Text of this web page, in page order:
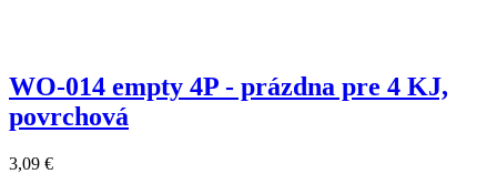
WO-014 empty 4P - prázdna pre 4 KJ,
povrchová
3,09 €